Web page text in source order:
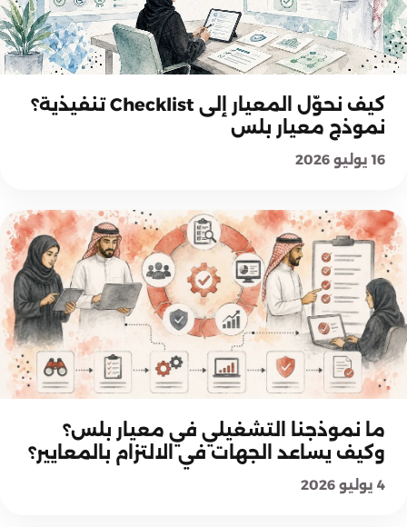
كيف نحوّل المعيار إلى Checklist تنفيذية؟
نموذج معيار بلس
16 يوليو 2026
ما نموذجنا التشغيلي في معيار بلس؟
وكيف يساعد الجهات في الالتزام بالمعايير؟
4 يوليو 2026